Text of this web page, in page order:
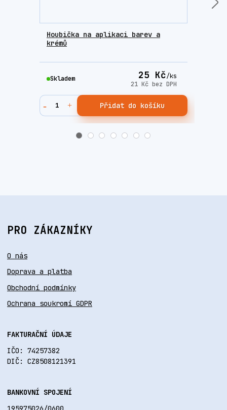
Houbička na aplikaci barev a
krémů
25 Kč/ks
21 Kč bez DPH
Skladem
Přidat do košíku
PRO ZÁKAZNÍKY
O nás
Doprava a platba
Obchodní podmínky
Ochrana soukromí GDPR
FAKTURAČNÍ ÚDAJE
IČO: 74257382
DIČ: CZ8508121391
BANKOVNÍ SPOJENÍ